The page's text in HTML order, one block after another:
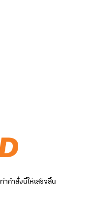
คำสั่งนี้ให้เสร็จสิ้น